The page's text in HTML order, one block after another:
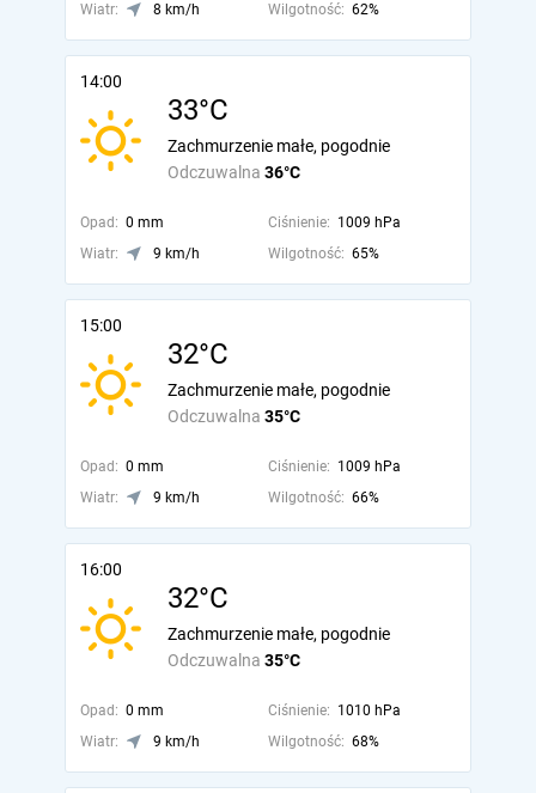
Wiatr:
8 km/h Wilgotność: 62%
14:00
33°C
Odczuwalna 36°C
Zachmurzenie małe, pogodnie
Opad: 0 mm Ciśnienie: 1009 hPa
Wiatr:
9 km/h Wilgotność: 65%
15:00
32°C
Odczuwalna 35°C
Zachmurzenie małe, pogodnie
Opad: 0 mm Ciśnienie: 1009 hPa
Wiatr:
9 km/h Wilgotność: 66%
16:00
32°C
Odczuwalna 35°C
Zachmurzenie małe, pogodnie
Opad: 0 mm Ciśnienie: 1010 hPa
Wiatr:
9 km/h Wilgotność: 68%